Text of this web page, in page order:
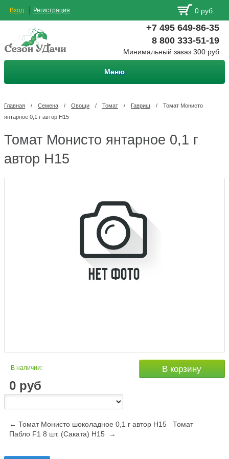
Вход Регистрация 0 руб.
+7 495 649-86-35
8 800 333-51-19
Минимальный заказ 300 руб
Меню
Главная / Семена / Овощи / Томат / Гавриш /
Томат Монисто
янтарное 0,1 г автор Н15
Томат Монисто янтарное 0,1 г
автор Н15
В наличии:
0 руб
В корзину
← Томат Монисто шоколадное 0,1 г автор Н15
Томат
Пабло F1 8 шт. (Саката) Н15 →